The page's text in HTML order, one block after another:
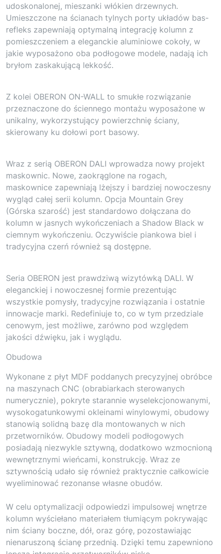
udoskonalonej, mieszanki włókien drzewnych.
Umieszczone na ścianach tylnych porty układów bas-
refleks zapewniają optymalną integrację kolumn z
pomieszczeniem a eleganckie aluminiowe cokoły, w
jakie wyposażono oba podłogowe modele, nadają ich
bryłom zaskakującą lekkość.
Z kolei OBERON ON-WALL to smukłe rozwiązanie
przeznaczone do ściennego montażu wyposażone w
unikalny, wykorzystujący powierzchnię ściany,
skierowany ku dołowi port basowy.
Wraz z serią OBERON DALI wprowadza nowy projekt
maskownic. Nowe, zaokrąglone na rogach,
maskownice zapewniają lżejszy i bardziej nowoczesny
wygląd całej serii kolumn. Opcja Mountain Grey
(Górska szarość) jest standardowo dołączana do
kolumn w jasnych wykończeniach a Shadow Black w
ciemnym wykończeniu. Oczywiście piankowa biel i
tradycyjna czerń również są dostępne.
Seria OBERON jest prawdziwą wizytówką DALI. W
eleganckiej i nowoczesnej formie prezentując
wszystkie pomysły, tradycyjne rozwiązania i ostatnie
innowacje marki. Redefiniuje to, co w tym przedziale
cenowym, jest możliwe, zarówno pod względem
jakości dźwięku, jak i wyglądu.
Obudowa
Wykonane z płyt MDF poddanych precyzyjnej obróbce
na maszynach CNC (obrabiarkach sterowanych
numerycznie), pokryte starannie wyselekcjonowanymi,
wysokogatunkowymi okleinami winylowymi, obudowy
stanowią solidną bazę dla montowanych w nich
przetworników. Obudowy modeli podłogowych
posiadają niezwykle sztywną, dodatkowo wzmocnioną
wewnętrznymi wieńcami, konstrukcję. Wraz ze
sztywnością udało się również praktycznie całkowicie
wyeliminować rezonanse własne obudów.
W celu optymalizacji odpowiedzi impulsowej wnętrze
kolumn wyściełano materiałem tłumiącym pokrywając
nim ściany boczne, dół, oraz górę, pozostawiając
nienaruszoną ścianę przednią. Dzięki temu zapewniono